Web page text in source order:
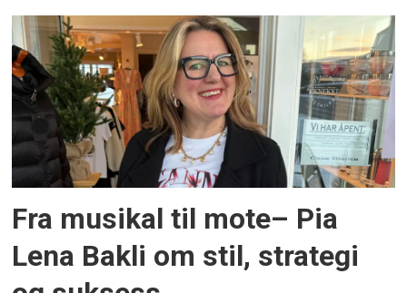
Fra musikal til mote– Pia
Lena Bakli om stil, strategi